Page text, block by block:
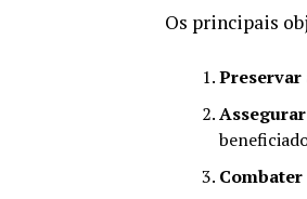
Os principais
Assegurar